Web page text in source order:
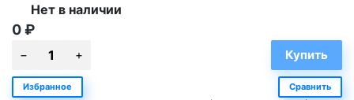
Нет в наличии
0₽
Избранное Сравнить